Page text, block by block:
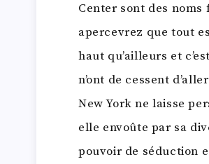
Center sont des
apercevrez que tout
haut qu’ailleurs et
n’ont de cessent
New York ne laisse
elle envoûte par sa
pouvoir de séduction